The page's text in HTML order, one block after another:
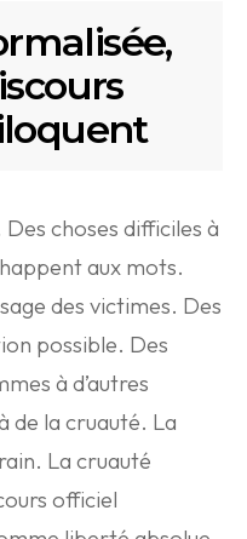
choses difficiles à
aux mots.
des victimes. Des
possible. Des
à d’autres
de la cruauté. La
La cruauté
officiel